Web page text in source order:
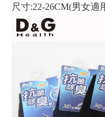
尺寸:22-26CM(男女適